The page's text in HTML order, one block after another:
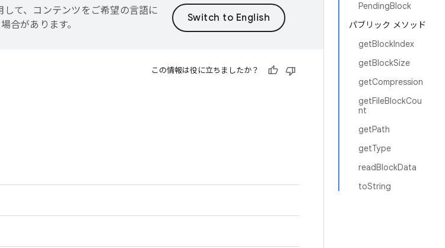
PendingBlock
パブリック メソッド
getBlockIndex
getBlockSize
getCompression
getFileBlockCou
nt
getPath
getType
readBlockData
toString
て、コンテンツをご希望の言語に
合があります。
この情報は役に立ちましたか？